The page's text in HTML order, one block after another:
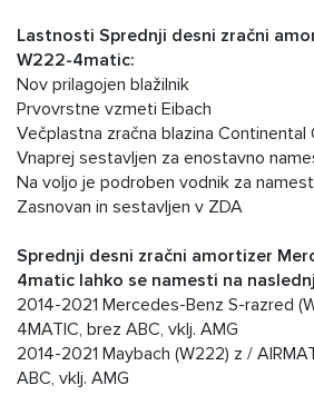
Lastnosti Sprednji desni zračni
W222-4matic:
Nov prilagojen blažilnik
Prvovrstne vzmeti Eibach
Večplastna zračna blazina Continental
Vnaprej sestavljen za enostavno
Na voljo je podroben vodnik za
Zasnovan in sestavljen v ZDA
Sprednji desni zračni amortizer
4matic lahko se namesti na
2014-2021 Mercedes-Benz S-razred
4MATIC, brez ABC, vklj. AMG
2014-2021 Maybach (W222) z /
ABC, vklj. AMG